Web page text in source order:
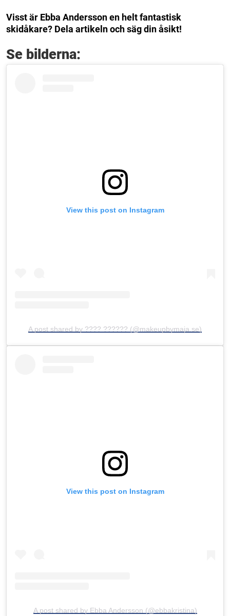
Visst är Ebba Andersson en helt fantastisk
skidåkare? Dela artikeln och säg din åsikt!
Se bilderna:
View this post on Instagram
A post shared by ???? ?????? (@makeupbymaja.se)
View this post on Instagram
A post shared by Ebba Andersson (@ebbakristina)